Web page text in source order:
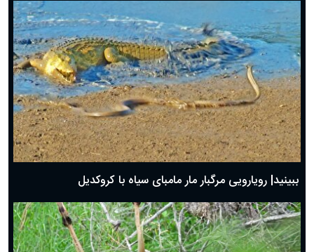
ببینید| رویارویی مرگبار مار مامبای سیاه با کروکدیل